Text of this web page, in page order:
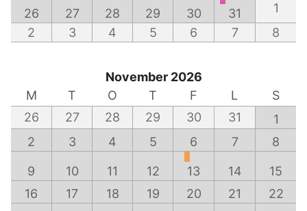
26 27 28 29 30 31
1
2
3 4 5 6 7 8
November 2026
M
T O T F L
S
26
27 28 29 30 31
1
2
3 4 5 6 7 8
9 10 11 12 13 14
15
16
17 18 19 20 21
22